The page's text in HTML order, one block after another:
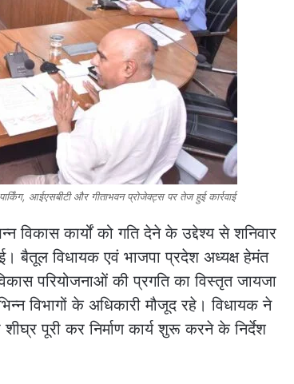
आईएसबीटी और गीताभवन प्रोजेक्ट्स पर तेज हुई कार्रवाई
विकास कार्यों को गति देने के उद्देश्य से शनिवार
बैतूल विधायक एवं भाजपा प्रदेश अध्यक्ष हेमंत
परियोजनाओं की प्रगति का विस्तृत जायजा
विभागों के अधिकारी मौजूद रहे। विधायक ने
पूरी कर निर्माण कार्य शुरू करने के निर्देश